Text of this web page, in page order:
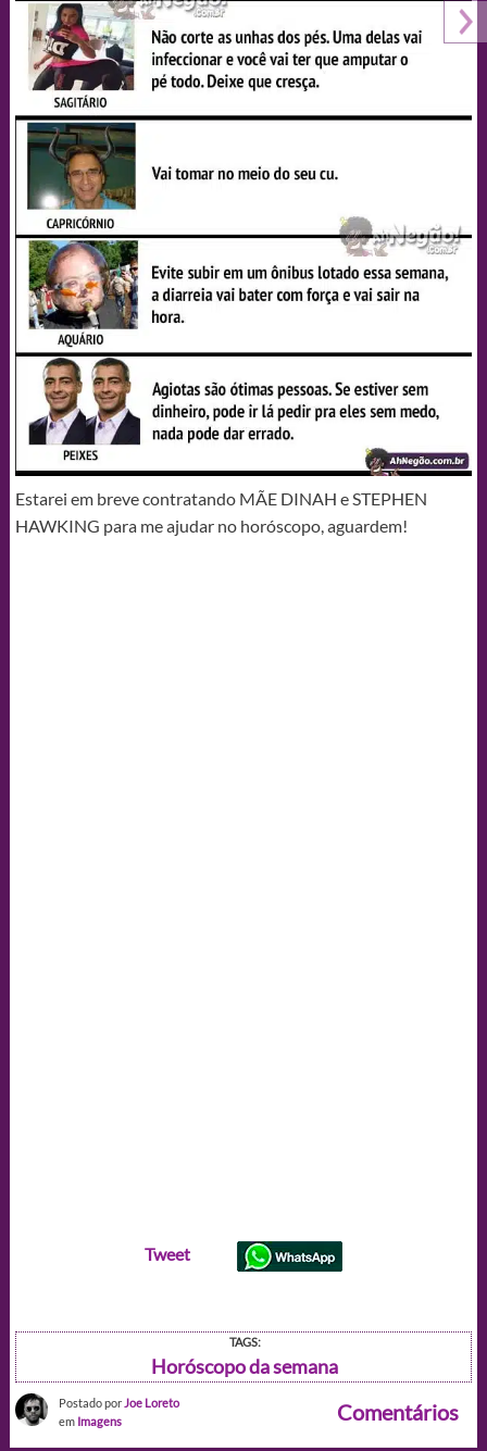
Estarei em breve contratando MÃE DINAH e STEPHEN
HAWKING para me ajudar no horóscopo, aguardem!
Tweet
TAGS:
Horóscopo da semana
Postado por Joe Loreto
em Imagens Comentários